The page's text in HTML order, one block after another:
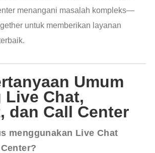
menangani masalah kompleks—
untuk memberikan layanan
Umum
Live Chat,
dan Call Center
menggunakan Live Chat